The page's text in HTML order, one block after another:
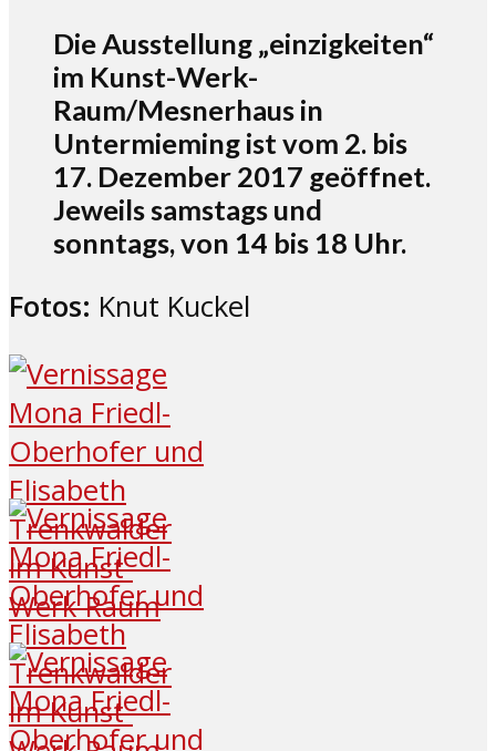
Die Ausstellung „einzigkeiten“
im Kunst-Werk-
Raum/Mesnerhaus in
Untermieming ist vom 2. bis
17. Dezember 2017 geöffnet.
Jeweils samstags und
sonntags, von 14 bis 18 Uhr.
Fotos: Knut Kuckel